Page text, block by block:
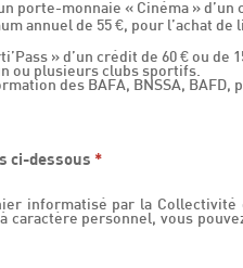
porte-monnaie « Cinéma »
annuel de 55 €, pour l’achat
» d’un crédit de 60 € ou
ou plusieurs clubs sportifs.
des BAFA, BNSSA,
ci-dessous *
informatisé par la Collectivité
caractère personnel, vous